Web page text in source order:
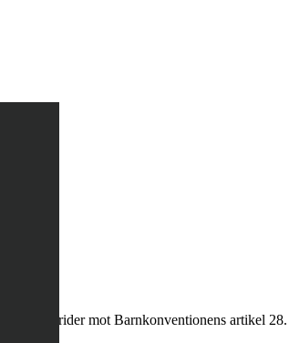
det strider mot Barnkonventionens artikel